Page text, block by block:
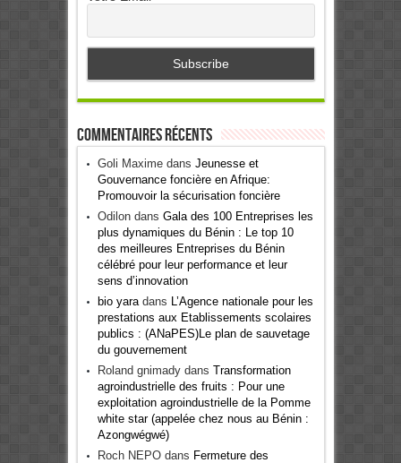
Commentaires récents
Goli Maximedans Jeunesse et
Gouvernance foncière en Afrique:
Promouvoir la sécurisation foncière
Odilondans Gala des 100 Entreprises les
plus dynamiques du Bénin : Le top 10
des meilleures Entreprises du Bénin
célébré pour leur performance et leur
sens d’innovation
bio yaradans
L’Agence nationale pour les
prestations aux Etablissements scolaires
publics : (ANaPES)Le plan de sauvetage
du gouvernement
Roland gnimadydans Transformation
agroindustrielle des fruits : Pour une
exploitation agroindustrielle de la Pomme
white star (appelée chez nous au Bénin :
Azongwégwé)
Roch NEPOdans Fermeture des